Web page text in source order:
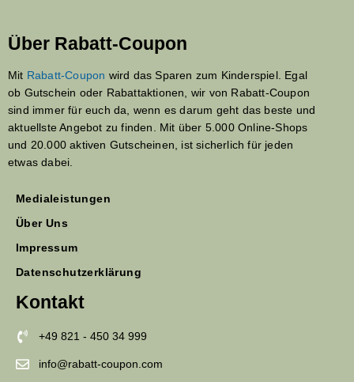
Über Rabatt-Coupon
Mit Rabatt-Coupon wird das Sparen zum Kinderspiel. Egal
ob Gutschein oder Rabattaktionen, wir von Rabatt-Coupon
sind immer für euch da, wenn es darum geht das beste und
aktuellste Angebot zu finden. Mit über 5.000 Online-Shops
und 20.000 aktiven Gutscheinen, ist sicherlich für jeden
etwas dabei.
Medialeistungen
Über Uns
Impressum
Datenschutzerklärung
Kontakt
+49 821 - 450 34 999
info@rabatt-coupon.com